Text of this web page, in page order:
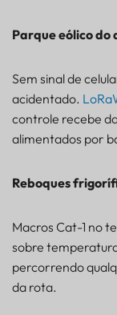
Parque eólico do
Sem sinal de
acidentado.
controle recebe
alimentados por
Reboques
Macros Cat-1 no
sobre
percorrendo
da rota.